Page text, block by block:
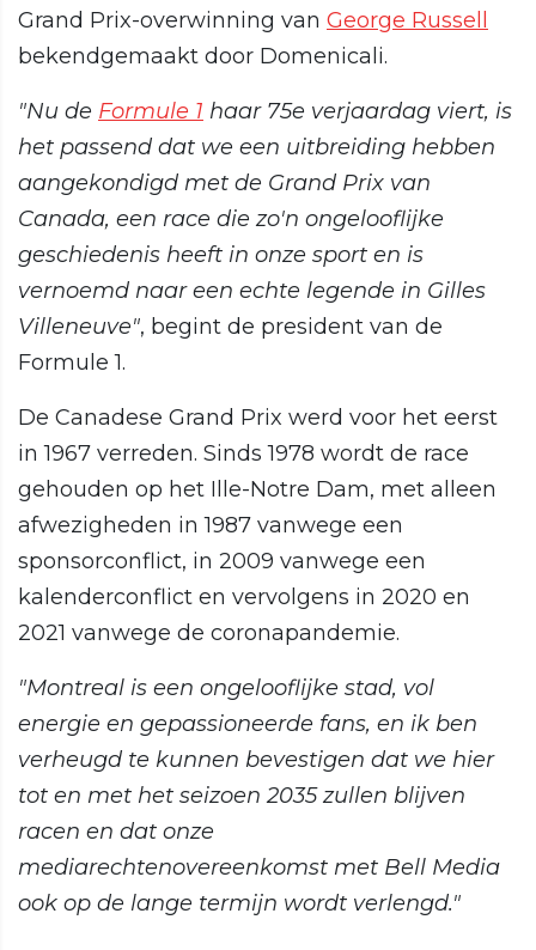
Grand Prix-overwinning van George Russell
bekendgemaakt door Domenicali.
"Nu de Formule 1 haar 75e verjaardag viert, is
het passend dat we een uitbreiding hebben
aangekondigd met de Grand Prix van
Canada, een race die zo'n ongelooflijke
geschiedenis heeft in onze sport en is
vernoemd naar een echte legende in Gilles
Villeneuve", begint de president van de
Formule 1.
De Canadese Grand Prix werd voor het eerst
in 1967 verreden. Sinds 1978 wordt de race
gehouden op het Ille-Notre Dam, met alleen
afwezigheden in 1987 vanwege een
sponsorconflict, in 2009 vanwege een
kalenderconflict en vervolgens in 2020 en
2021 vanwege de coronapandemie.
"Montreal is een ongelooflijke stad, vol
energie en gepassioneerde fans, en ik ben
verheugd te kunnen bevestigen dat we hier
tot en met het seizoen 2035 zullen blijven
racen en dat onze
mediarechtenovereenkomst met Bell Media
ook op de lange termijn wordt verlengd."